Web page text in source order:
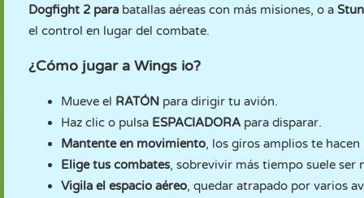
Dogfight 2 para batallas aéreas con más misiones, o a
el control en lugar del combate.
¿Cómo jugar a Wings io?
Mueve el RATÓN para dirigir tu avión.
Haz clic o pulsa ESPACIADORA para disparar.
Mantente en movimiento, los giros amplios te hacen
Elige tus combates, sobrevivir más tiempo suele ser
Vigila el espacio aéreo, quedar atrapado por varios